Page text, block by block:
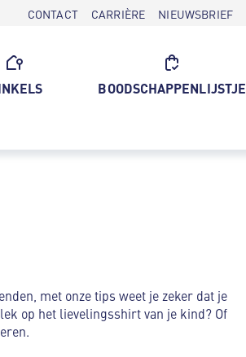
CONTACT CARRIÈRE NIEUWSBRIEF
BOODSCHAPPENLIJSTJE
met onze tips weet je zeker dat je
op het lievelingsshirt van je kind? Of